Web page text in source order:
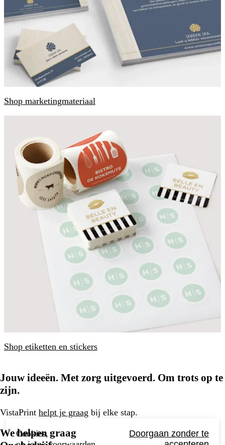
Shop marketingmateriaal
Shop etiketten en stickers
Jouw ideeën. Met zorg uitgevoerd. Om trots op te
zijn.
VistaPrint helpt je graag bij elke stap.
We helpen graag
Cookies,
Doorgaan zonder te